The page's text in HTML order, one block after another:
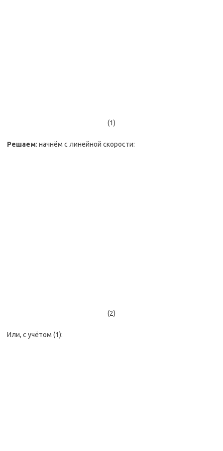
(1)
Решаем: начнём с линейной скорости:
(2)
Или, с учётом (1):